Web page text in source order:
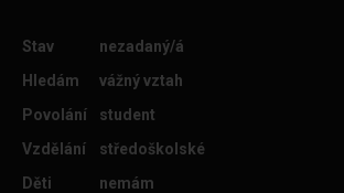
Stav
nezadaný/á
Hledám
vážný vztah
Povolání
student
Vzdělání
středoškolské
Děti
nemám